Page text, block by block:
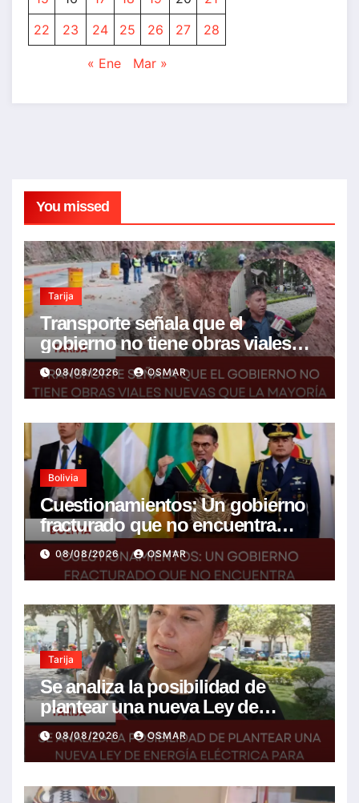
22
23 24 25 26 27 28
« Ene Mar »
You missed
Tarija
Transporte señala que el
gobierno no tiene obras viales
nuevas que la mayoría son de la
anterior gestión
08/08/2026 OSMAR
Bolivia
Cuestionamientos: Un gobierno
fracturado que no encuentra
soluciones a la crisis
08/08/2026 OSMAR
Tarija
Se analiza la posibilidad de
plantear una nueva Ley de
energía eléctrica para incluir la
tarifa solidaria
08/08/2026 OSMAR